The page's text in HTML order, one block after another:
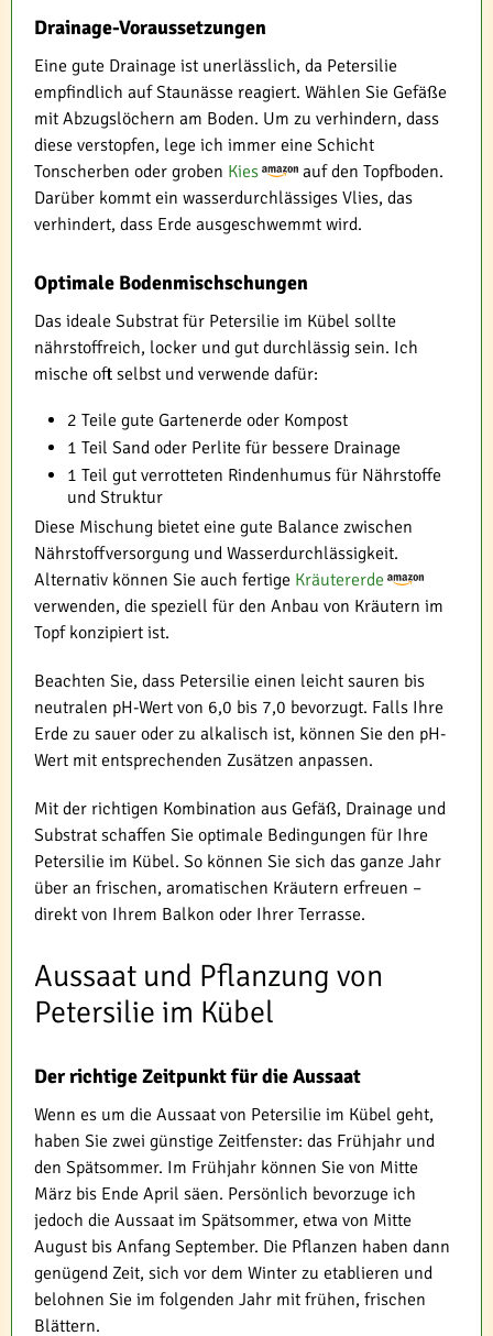
Drainage-Voraussetzungen
Eine gute Drainage ist unerlässlich, da Petersilie
empfindlich auf Staunässe reagiert. Wählen Sie Gefäße
mit Abzugslöchern am Boden. Um zu verhindern, dass
diese verstopfen, lege ich immer eine Schicht
Tonscherben oder groben Kies
auf den Topfboden.
Darüber kommt ein wasserdurchlässiges Vlies, das
verhindert, dass Erde ausgeschwemmt wird.
Optimale Bodenmischschungen
Das ideale Substrat für Petersilie im Kübel sollte
nährstoffreich, locker und gut durchlässig sein. Ich
mische oft selbst und verwende dafür:
2 Teile gute Gartenerde oder Kompost
1 Teil Sand oder Perlite für bessere Drainage
1 Teil gut verrotteten Rindenhumus für Nährstoffe
und Struktur
Diese Mischung bietet eine gute Balance zwischen
Nährstoffversorgung und Wasserdurchlässigkeit.
Alternativ können Sie auch fertige Kräutererde
verwenden, die speziell für den Anbau von Kräutern im
Topf konzipiert ist.
Beachten Sie, dass Petersilie einen leicht sauren bis
neutralen pH-Wert von 6,0 bis 7,0 bevorzugt. Falls Ihre
Erde zu sauer oder zu alkalisch ist, können Sie den pH-
Wert mit entsprechenden Zusätzen anpassen.
Mit der richtigen Kombination aus Gefäß, Drainage und
Substrat schaffen Sie optimale Bedingungen für Ihre
Petersilie im Kübel. So können Sie sich das ganze Jahr
über an frischen, aromatischen Kräutern erfreuen –
direkt von Ihrem Balkon oder Ihrer Terrasse.
Aussaat und Pflanzung von
Petersilie im Kübel
Der richtige Zeitpunkt für die Aussaat
Wenn es um die Aussaat von Petersilie im Kübel geht,
haben Sie zwei günstige Zeitfenster: das Frühjahr und
den Spätsommer. Im Frühjahr können Sie von Mitte
März bis Ende April säen. Persönlich bevorzuge ich
jedoch die Aussaat im Spätsommer, etwa von Mitte
August bis Anfang September. Die Pflanzen haben dann
genügend Zeit, sich vor dem Winter zu etablieren und
belohnen Sie im folgenden Jahr mit frühen, frischen
Blättern.